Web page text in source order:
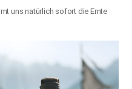
uns natürlich sofort die Ernte